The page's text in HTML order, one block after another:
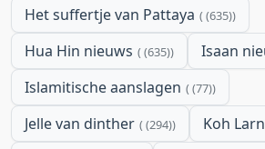
Het suffertje van Pattaya (635)
Hua Hin nieuws (635) Isaan
Islamitische aanslagen (77)
Jelle van dinther (294) Koh Larn